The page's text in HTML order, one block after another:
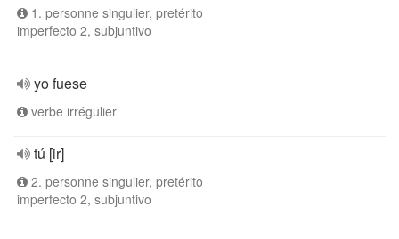
1. personne singulier, pretérito
imperfecto 2, subjuntivo
yo fuese
verbe irrégulier
tú [ir]
2. personne singulier, pretérito
imperfecto 2, subjuntivo